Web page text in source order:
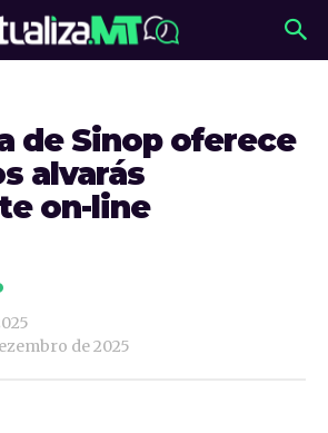
de Sinop oferece
alvarás
on-line
de 2025